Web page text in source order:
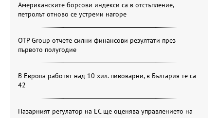
Американските борсови индекси са в отстъпление,
петролът отново се устреми нагоре
OTP Group отчете силни финансови резултати през
първото полугодие
В Европа работят над 10 хил. пивоварни, в България те са
42
Пазарният регулатор на ЕС ще оценява управлението на